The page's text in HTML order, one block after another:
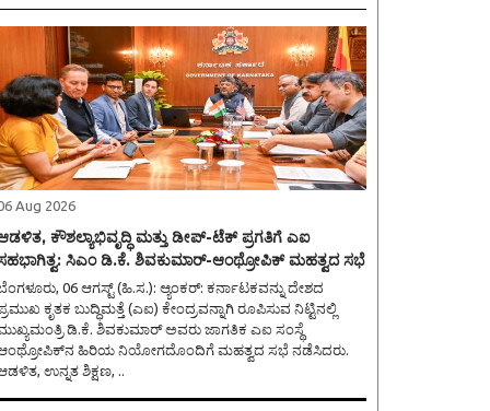
Aug 2026
ಕೌಶಲ್ಯಾಭಿವೃದ್ಧಿ ಮತ್ತು ಡೀಪ್-ಟೆಕ್ ಪ್ರಗತಿಗೆ ಎಐ
ಸಿಎಂ ಡಿ.ಕೆ. ಶಿವಕುಮಾರ್-ಆಂಥ್ರೋಪಿಕ್ ಮಹತ್ವದ ಸಭೆ
06 ಆಗಸ್ಟ್ (ಹಿ.ಸ.): ಆ್ಯಂಕರ್: ಕರ್ನಾಟಕವನ್ನು ದೇಶದ
ಕೃತಕ ಬುದ್ಧಿಮತ್ತೆ (ಎಐ) ಕೇಂದ್ರವನ್ನಾಗಿ ರೂಪಿಸುವ ನಿಟ್ಟಿನಲ್ಲಿ
ಡಿ.ಕೆ. ಶಿವಕುಮಾರ್ ಅವರು ಜಾಗತಿಕ ಎಐ ಸಂಸ್ಥೆ
ಹಿರಿಯ ನಿಯೋಗದೊಂದಿಗೆ ಮಹತ್ವದ ಸಭೆ ನಡೆಸಿದರು.
ಉನ್ನತ ಶಿಕ್ಷಣ, ..